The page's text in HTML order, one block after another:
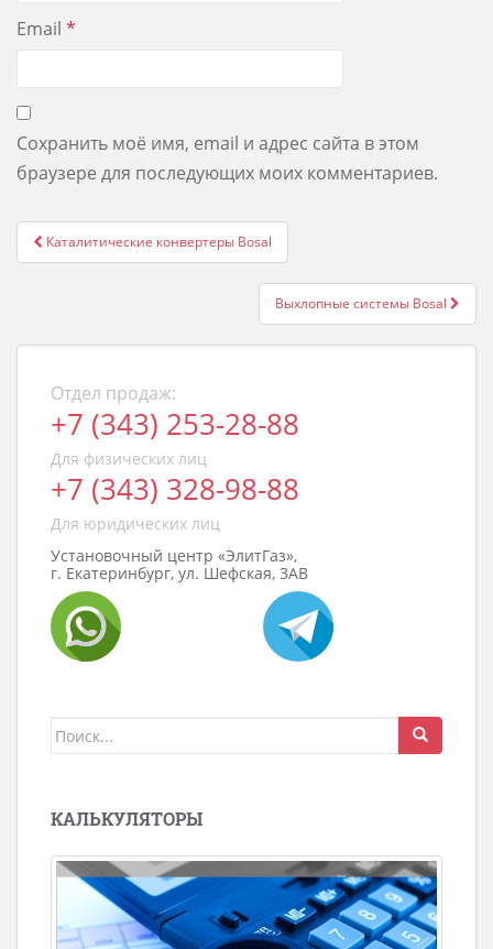
Email *
Сохранить моё имя, email и адрес сайта в этом
браузере для последующих моих комментариев.
Post
navigation
Каталитические конвертеры Bosal
Выхлопные системы Bosal
Отдел продаж:
+7 (343) 253-28-88
Для физических лиц
+7 (343) 328-98-88
Для юридических лиц
Установочный центр «ЭлитГаз»,
г. Екатеринбург, ул. Шефская, 3АВ
Поиск
КАЛЬКУЛЯТОРЫ